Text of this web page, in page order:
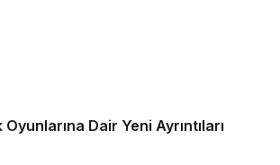
Dair Yeni Ayrıntıları